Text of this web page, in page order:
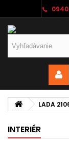
LADA
INTERIÉR